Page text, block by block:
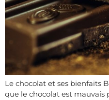
Le chocolat et ses bienfaits
que le chocolat est mauvais